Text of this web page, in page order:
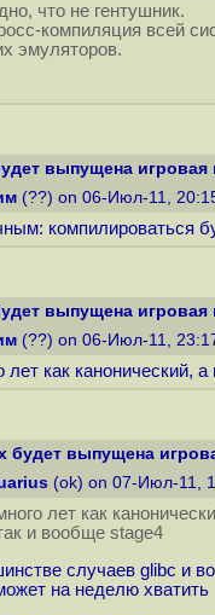
что не гентушник.
компиляция всей
эмуляторов.
выпущена игровая
(??) on 06-Июл-11,
компилироваться
выпущена игровая
(??) on 06-Июл-11,
лет как канонический,
будет выпущена
(ok) on 07-Июл-11,
лет как
и вообще stage4
случаев glibc и
на неделю хватить